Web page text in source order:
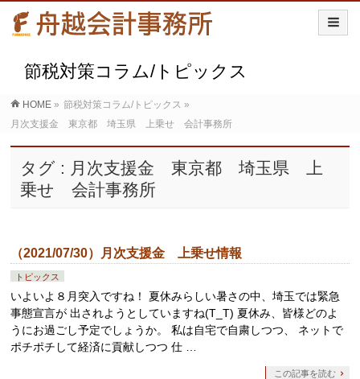
節税対策コラム/トピックス
HOME » 節税対策コラム/トピックス »
月次支援金 東京都 埼玉県 上乗せ 会計事務所
タグ : 月次支援金 東京都 埼玉県 上
乗せ 会計事務所
（2021/07/30）月次支援金 上乗せ情報
トピックス
いよいよ８月突入ですね！ 夏休みらしい暑さの中、埼玉では緊急
事態宣言が 出されようとしていますね(T_T) 夏休み、皆様どのよ
うにお過ごし予定でしょうか。 私は自宅で自粛しつつ、 ネットで
ポチポチして経済に貢献しつつ 仕 …
この記事を読む